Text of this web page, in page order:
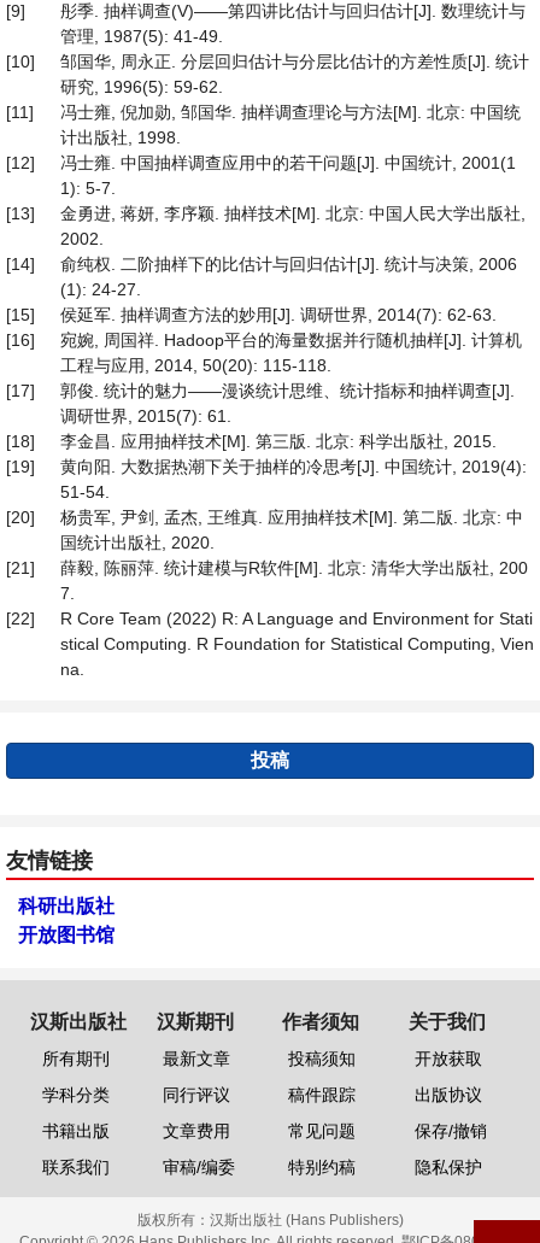
[9]
彤季. 抽样调查(V)——第四讲比估计与回归估计[J]. 数理统计与
管理, 1987(5): 41-49.
[10]
邹国华, 周永正. 分层回归估计与分层比估计的方差性质[J]. 统计
研究, 1996(5): 59-62.
[11]
冯士雍, 倪加勋, 邹国华. 抽样调查理论与方法[M]. 北京: 中国统
计出版社, 1998.
[12]
冯士雍. 中国抽样调查应用中的若干问题[J]. 中国统计, 2001(1
1): 5-7.
[13]
金勇进, 蒋妍, 李序颖. 抽样技术[M]. 北京: 中国人民大学出版社,
2002.
[14]
俞纯权. 二阶抽样下的比估计与回归估计[J]. 统计与决策, 2006
(1): 24-27.
[15]
侯延军. 抽样调查方法的妙用[J]. 调研世界, 2014(7): 62-63.
[16]
宛婉, 周国祥. Hadoop平台的海量数据并行随机抽样[J]. 计算机
工程与应用, 2014, 50(20): 115-118.
[17]
郭俊. 统计的魅力——漫谈统计思维、统计指标和抽样调查[J].
调研世界, 2015(7): 61.
[18]
李金昌. 应用抽样技术[M]. 第三版. 北京: 科学出版社, 2015.
[19]
黄向阳. 大数据热潮下关于抽样的冷思考[J]. 中国统计, 2019(4):
51-54.
[20]
杨贵军, 尹剑, 孟杰, 王维真. 应用抽样技术[M]. 第二版. 北京: 中
国统计出版社, 2020.
[21]
薛毅, 陈丽萍. 统计建模与R软件[M]. 北京: 清华大学出版社, 200
7.
[22]
R Core Team (2022) R: A Language and Environment for Stati
stical Computing. R Foundation for Statistical Computing, Vien
na.
投稿
友情链接
科研出版社
开放图书馆
汉斯出版社
所有期刊
学科分类
书籍出版
联系我们
汉斯期刊
最新文章
同行评议
文章费用
审稿/编委
作者须知
投稿须知
稿件跟踪
常见问题
特别约稿
关于我们
开放获取
出版协议
保存/撤销
隐私保护
版权所有： 汉斯出版社 (Hans Publishers)